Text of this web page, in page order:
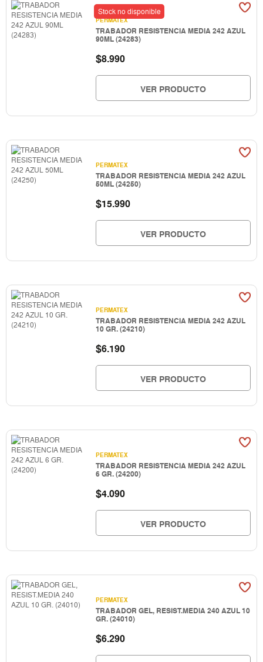
Stock no disponible
PERMATEX
TRABADOR RESISTENCIA MEDIA 242 AZUL
90ML (24283)
$8.990
VER PRODUCTO
PERMATEX
TRABADOR RESISTENCIA MEDIA 242 AZUL
50ML (24250)
$15.990
VER PRODUCTO
PERMATEX
TRABADOR RESISTENCIA MEDIA 242 AZUL
10 GR. (24210)
$6.190
VER PRODUCTO
PERMATEX
TRABADOR RESISTENCIA MEDIA 242 AZUL
6 GR. (24200)
$4.090
VER PRODUCTO
PERMATEX
TRABADOR GEL, RESIST.MEDIA 240 AZUL 10
GR. (24010)
$6.290